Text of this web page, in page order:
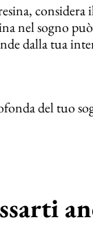
nel sogno
dalla tua
del tuo